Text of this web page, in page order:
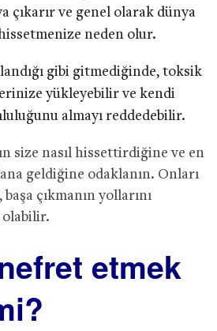
ve genel olarak dünya
neden olur.
gibi gitmediğinde, toksik
yükleyebilir ve kendi
almayı reddedebilir.
size nasıl hissettirdiğine ve en
geldiğine odaklanın. Onları
çıkmanın yollarını
olabilir.
etmek